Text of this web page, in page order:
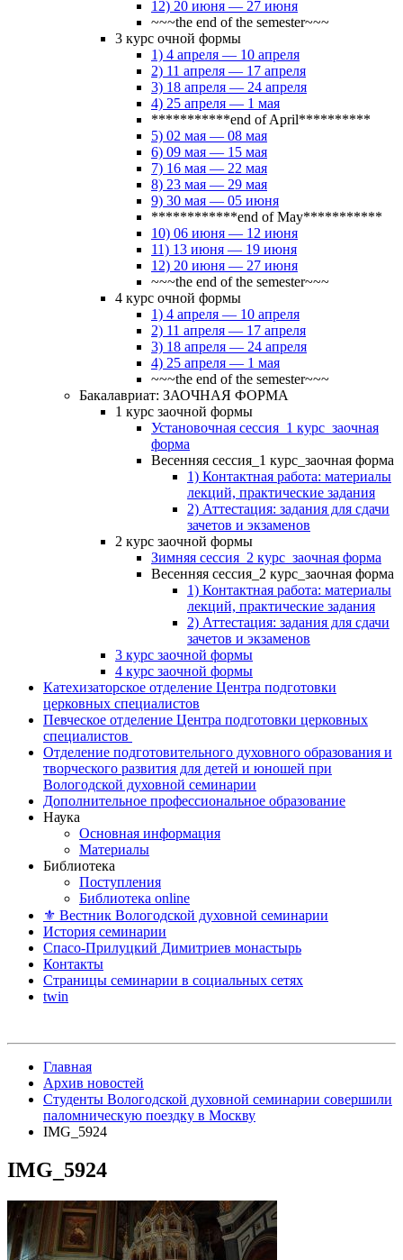
12) 20 июня — 27 июня
~~~the end of the semester~~~
3 курс очной формы
1) 4 апреля — 10 апреля
2) 11 апреля — 17 апреля
3) 18 апреля — 24 апреля
4) 25 апреля — 1 мая
***********end of April**********
5) 02 мая — 08 мая
6) 09 мая — 15 мая
7) 16 мая — 22 мая
8) 23 мая — 29 мая
9) 30 мая — 05 июня
************end of May***********
10) 06 июня — 12 июня
11) 13 июня — 19 июня
12) 20 июня — 27 июня
~~~the end of the semester~~~
4 курс очной формы
1) 4 апреля — 10 апреля
2) 11 апреля — 17 апреля
3) 18 апреля — 24 апреля
4) 25 апреля — 1 мая
~~~the end of the semester~~~
Бакалавриат: ЗАОЧНАЯ ФОРМА
1 курс заочной формы
Установочная сессия_1 курс_заочная
форма
Весенняя сессия_1 курс_заочная форма
1) Контактная работа: материалы
лекций, практические задания
2) Аттестация: задания для сдачи
зачетов и экзаменов
2 курс заочной формы
Зимняя сессия_2 курс_заочная форма
Весенняя сессия_2 курс_заочная форма
1) Контактная работа: материалы
лекций, практические задания
2) Аттестация: задания для сдачи
зачетов и экзаменов
3 курс заочной формы
4 курс заочной формы
Катехизаторское отделение Центра подготовки
церковных специалистов
Певческое отделение Центра подготовки церковных
специалистов
Отделение подготовительного духовного образования и
творческого развития для детей и юношей при
Вологодской духовной семинарии
Дополнительное профессиональное образование
Наука
Основная информация
Материалы
Библиотека
Поступления
Библиотека online
⚜ Вестник Вологодской духовной семинарии
История семинарии
Спасо-Прилуцкий Димитриев монастырь
Контакты
Страницы семинарии в социальных сетях
twin
Главная
Архив новостей
Студенты Вологодской духовной семинарии совершили
паломническую поездку в Москву
IMG_5924
IMG_5924